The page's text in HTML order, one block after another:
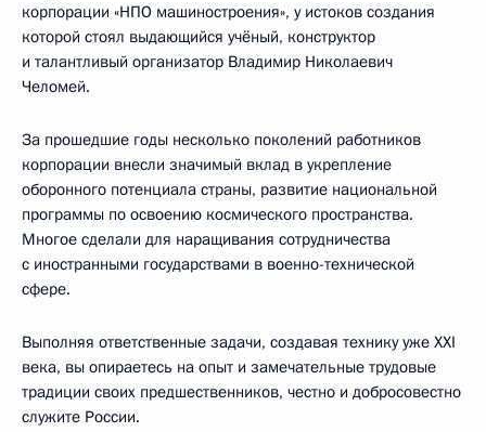
корпорации «НПО машиностроения», у истоков создания
которой стоял выдающийся учёный, конструктор
и талантливый организатор Владимир Николаевич
Челомей.
За прошедшие годы несколько поколений работников
корпорации внесли значимый вклад в укрепление
оборонного потенциала страны, развитие национальной
программы по освоению космического пространства.
Многое сделали для наращивания сотрудничества
с иностранными государствами в военно-технической
сфере.
Выполняя ответственные задачи, создавая технику уже XXI
века, вы опираетесь на опыт и замечательные трудовые
традиции своих предшественников, честно и добросовестно
служите России.